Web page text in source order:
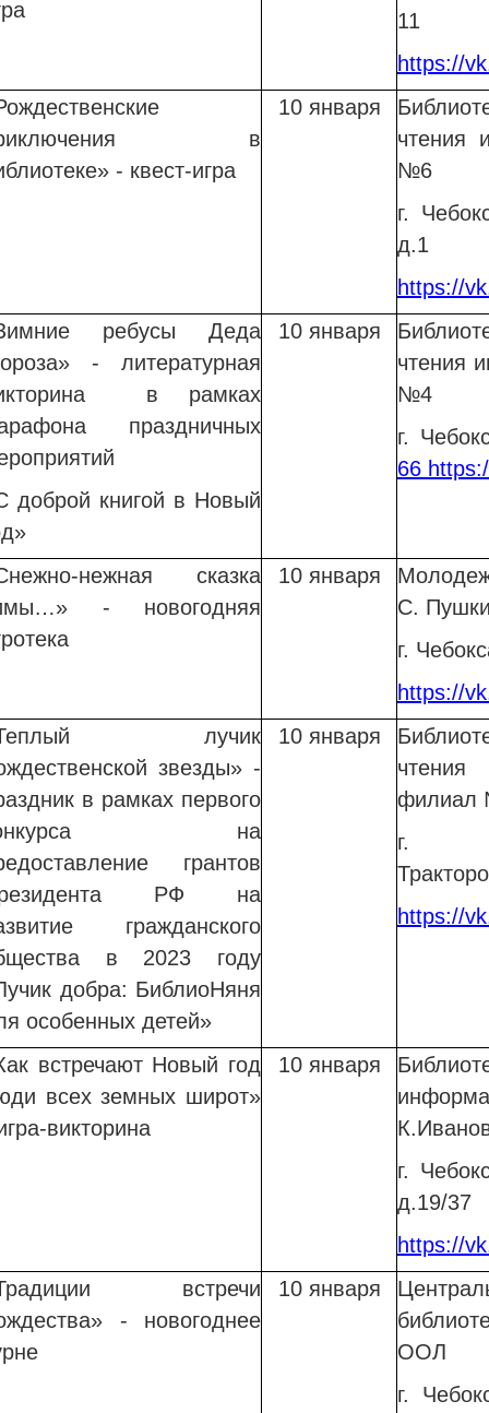
11
https://
в
- квест-игра
10 января
чтения
№6
г.
д.1
https://
ребусы Деда
- литературная
в рамках
праздничных
доброй книгой в Новый
10 января
чтения
№4
г.
66
нежная сказка
- новогодняя
10 января
С.
г.
https://
лучик
звезды» -
в рамках первого
на
грантов
РФ на
гражданского
в 2023 году
добра: БиблиоНяня
особенных детей»
10 января
филиал
г.
https://
встречают Новый год
всех земных широт»
викторина
10 января
г.
д.19/37
https://
встречи
- новогоднее
10 января
ООЛ
г.